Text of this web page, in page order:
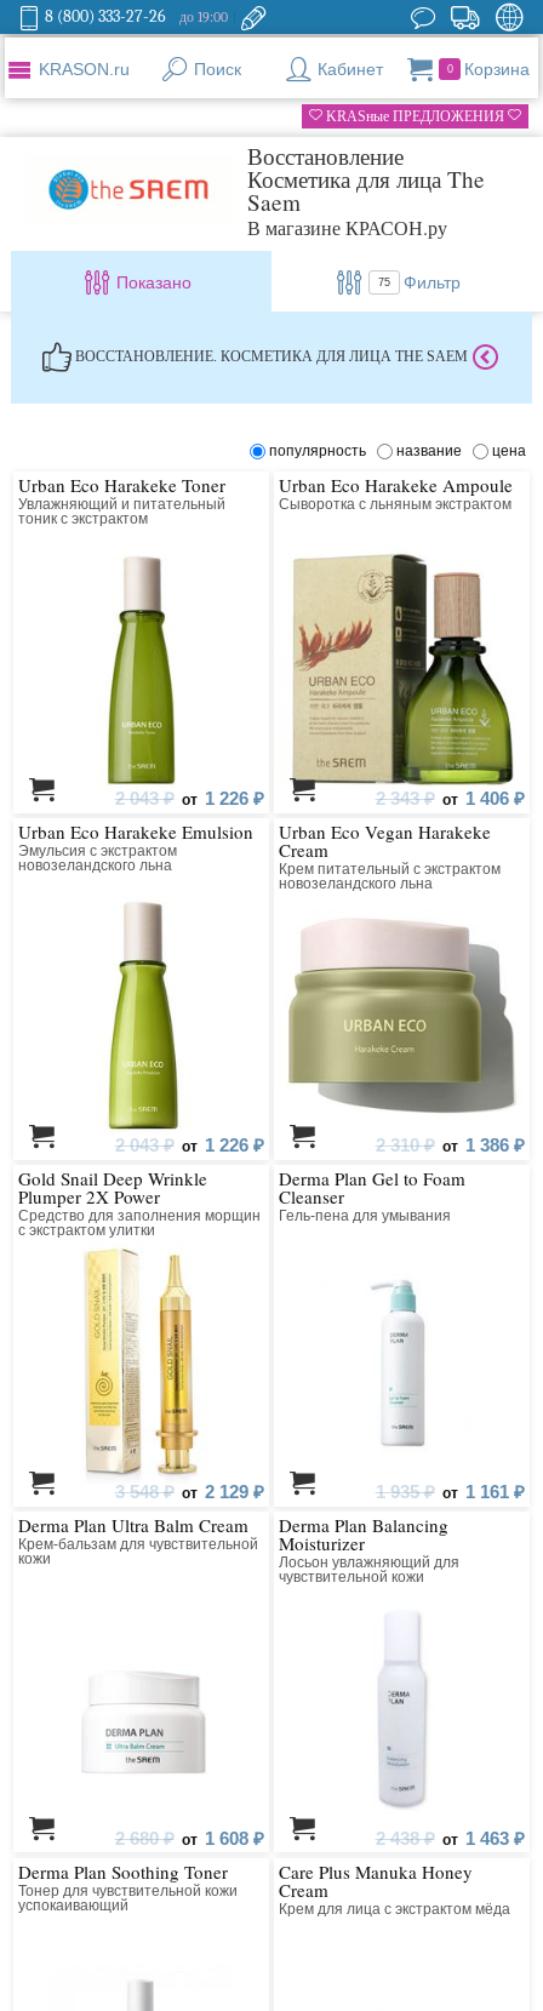
8 (800) 333-27-26 до 19:00
KRASON.ru Поиск Кабинет 0 Корзина
KRASные ПРЕДЛОЖЕНИЯ
Восстановление
Косметика для лица The
Saem
В магазине КРАСОН.ру
Показано 75 Фильтр
ВОССТАНОВЛЕНИЕ. КОСМЕТИКА ДЛЯ ЛИЦА THE SAEM
популярность название цена
Urban Eco Harakeke Toner
Увлажняющий и питательный
тоник с экстрактом
2 043 ₽ от 1 226 ₽
Urban Eco Harakeke Ampoule
Сыворотка с льняным экстрактом
2 343 ₽ от 1 406 ₽
Urban Eco Harakeke Emulsion
Эмульсия с экстрактом
новозеландского льна
2 043 ₽ от 1 226 ₽
Urban Eco Vegan Harakeke
Cream
Крем питательный с экстрактом
новозеландского льна
2 310 ₽ от 1 386 ₽
Gold Snail Deep Wrinkle
Plumper 2X Power
Средство для заполнения морщин
с экстрактом улитки
3 548 ₽ от 2 129 ₽
Derma Plan Gel to Foam
Cleanser
Гель-пена для умывания
1 935 ₽ от 1 161 ₽
Derma Plan Ultra Balm Cream
Крем-бальзам для чувствительной
кожи
2 680 ₽ от 1 608 ₽
Derma Plan Balancing
Moisturizer
Лосьон увлажняющий для
чувствительной кожи
2 438 ₽ от 1 463 ₽
Derma Plan Soothing Toner
Тонер для чувствительной кожи
успокаивающий
Care Plus Manuka Honey
Cream
Крем для лица с экстрактом мёда